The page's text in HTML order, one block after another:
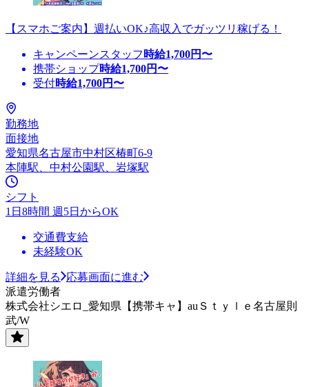
【スマホご案内】週払いOK♪高収入でガッツリ稼げる！
キャンペーンスタッフ 時給1,700円〜
携帯ショップ時給1,700円〜
受付時給1,700円〜
勤務地
面接地
愛知県名古屋市中村区椿町6-9
本陣駅、中村公園駅、岩塚駅
シフト
1日8時間 週5日からOK
交通費支給
未経験OK
詳細を見る
応募画面に進む
派遣労働者
株式会社シエロ_愛知県【携帯キャ】auＳｔｙｌｅ名古屋則
武/W